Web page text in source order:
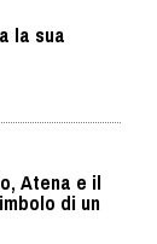
la sua
Atena e il
di un